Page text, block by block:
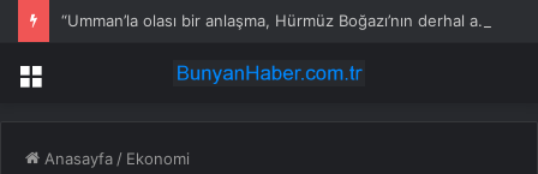
“Umman’la olası bir anlaşma, Hürmüz Boğazı’nın derhal açılması anlamına gelmiyor”
Menü
Anasayfa / Ekonomi